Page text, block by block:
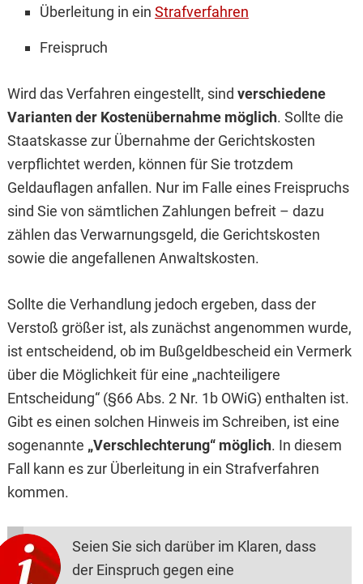
Überleitung in ein Strafverfahren
Freispruch
Wird das Verfahren eingestellt, sind verschiedene
Varianten der Kostenübernahme möglich. Sollte die
Staatskasse zur Übernahme der Gerichtskosten
verpflichtet werden, können für Sie trotzdem
Geldauflagen anfallen. Nur im Falle eines Freispruchs
sind Sie von sämtlichen Zahlungen befreit – dazu
zählen das Verwarnungsgeld, die Gerichtskosten
sowie die angefallenen Anwaltskosten.
Sollte die Verhandlung jedoch ergeben, dass der
Verstoß größer ist, als zunächst angenommen wurde,
ist entscheidend, ob im Bußgeldbescheid ein Vermerk
über die Möglichkeit für eine „nachteiligere
Entscheidung“ (§66 Abs. 2 Nr. 1b OWiG) enthalten ist.
Gibt es einen solchen Hinweis im Schreiben, ist eine
sogenannte „Verschlechterung“ möglich. In diesem
Fall kann es zur Überleitung in ein Strafverfahren
kommen.
Seien Sie sich darüber im Klaren, dass
der Einspruch gegen eine